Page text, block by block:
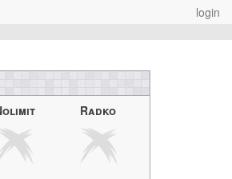
login
Radko